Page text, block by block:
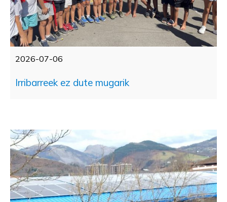
2026-07-06
Irribarreek ez dute mugarik